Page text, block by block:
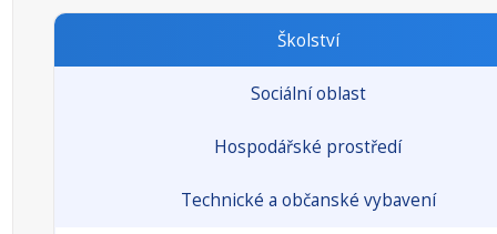
Školství
Sociální oblast
Hospodářské prostředí
Technické a občanské vybavení